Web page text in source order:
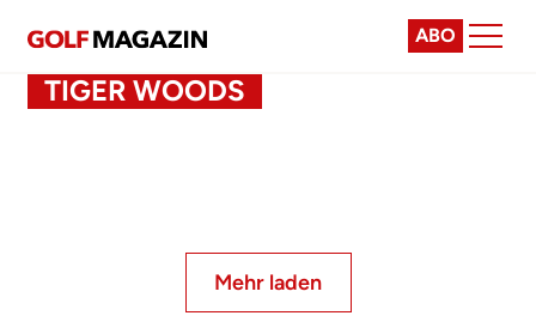
ABO
TIGER WOODS
Mehr laden